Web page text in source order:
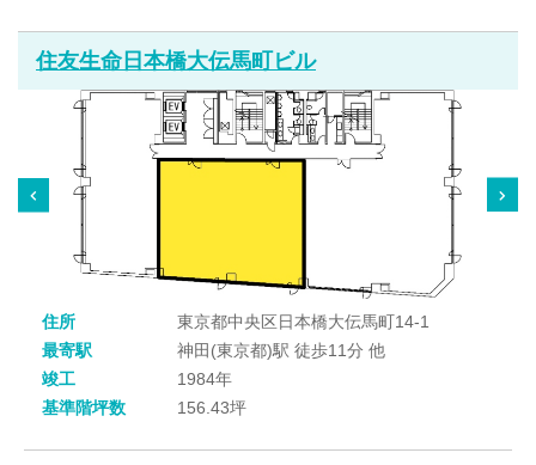
住友生命日本橋大伝馬町ビル
住所
東京都中央区日本橋大伝馬町14-1
最寄駅
神田(東京都)駅 徒歩11分 他
竣工
1984年
基準階坪数
156.43坪